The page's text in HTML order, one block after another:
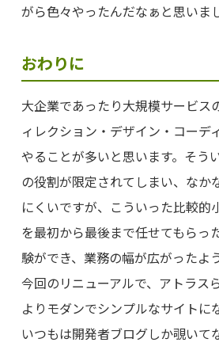
がら色々やったんだなぁと思いま
おわりに
大企業であったり大規模サービス
ィレクション・デザイン・コーデ
やることが多いと思います。そう
の役割が限定されてしまい、なか
にくいですが、こういった比較的
を最初から最後まで任せてもらっ
験ができ、業務の幅が広がったよ
今回のリニューアルで、アトラス
よりモダンでシンプルなサイトに
いつもは開発者ブログしか覗いて